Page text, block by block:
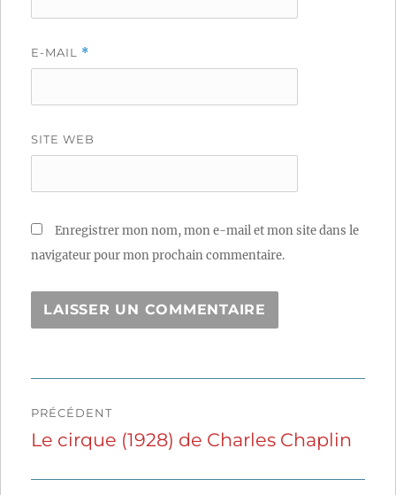
E-MAIL *
SITE WEB
Enregistrer mon nom, mon e-mail et mon site dans le
navigateur pour mon prochain commentaire.
de
PRÉCÉDENT
Publication
Le cirque (1928) de Charles Chaplin